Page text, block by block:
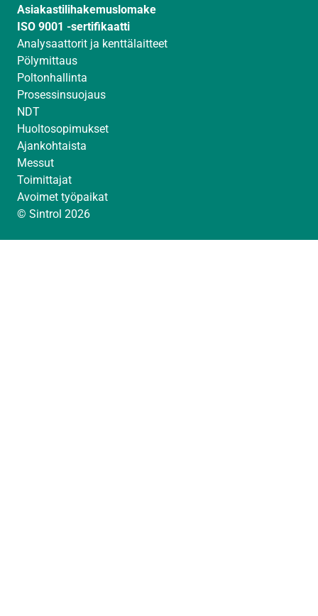
Asiakastilihakemuslomake
ISO 9001 -sertifikaatti
Analysaattorit ja kenttälaitteet
Pölymittaus
Poltonhallinta
Prosessinsuojaus
NDT
Huoltosopimukset
Ajankohtaista
Messut
Toimittajat
Avoimet työpaikat
© Sintrol 2026